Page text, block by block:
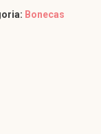
Bonecas